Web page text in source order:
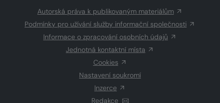
Autorská práva k publikovaným materiálům
Podmínky pro užívání služby informační společnosti
Informace o zpracování osobních údajů
Jednotná kontaktní místa
Cookies
Nastavení soukromí
Inzerce
Redakce